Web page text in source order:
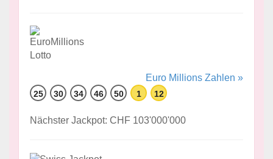
Euro Millions Zahlen »
25 30 34 46 50 1 12
Nächster Jackpot: CHF 103'000'000